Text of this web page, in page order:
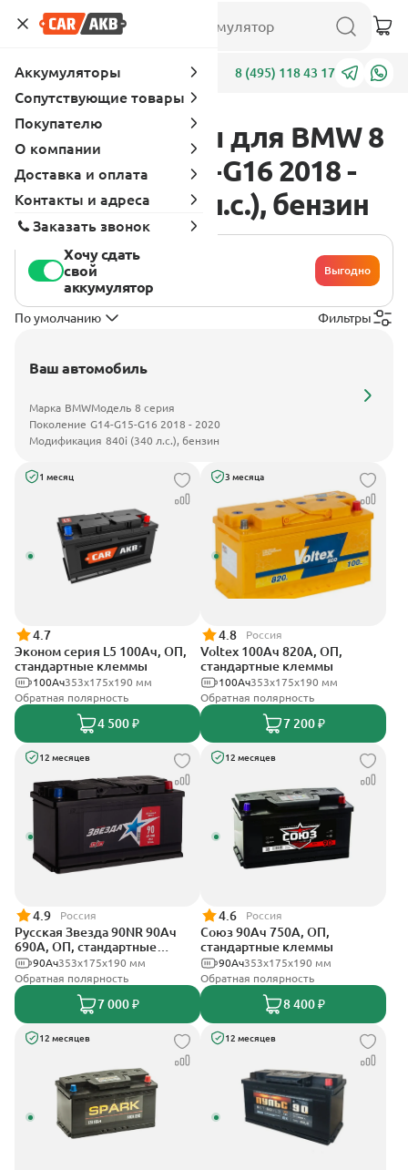
Адреса 8 (495) 118 43 17
Аккумуляторы для BMW 8
серия G14-G15-G16 2018 -
2020 840i (340 л.с.), бензин
Хочу сдать
свой
аккумулятор
Выгодно
По умолчанию Фильтры
Ваш автомобиль
Марка BMWМодель 8 серия
Поколение G14-G15-G16 2018 - 2020
Модификация 840i (340 л.с.), бензин
1 месяц
4.7
Эконом серия L5 100Ач, ОП,
стандартные клеммы
353х175х190 мм
100Ач
Обратная полярность
4 500 ₽
3 месяца
4.8 Россия
Voltex 100Ач 820А, ОП,
стандартные клеммы
353х175х190 мм
100Ач
Обратная полярность
7 200 ₽
12 месяцев
4.9 Россия
Русская Звезда 90NR 90Ач
690А, ОП, стандартные
клеммы353x175x190 мм
90Ач
Обратная полярность
7 000 ₽
12 месяцев
4.6 Россия
Союз 90Ач 750А, ОП,
стандартные клеммы
353x175x190 мм
90Ач
Обратная полярность
8 400 ₽
12 месяцев 12 месяцев
Аккумуляторы
Сопутствующие товары
Покупателю
О компании
Доставка и оплата
Контакты и адреса
Заказать звонок